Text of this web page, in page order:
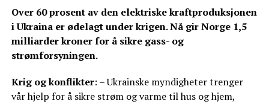
Over 60 prosent av den elektriske kraftproduksjonen
i Ukraina er ødelagt under krigen. Nå gir Norge 1,5
milliarder kroner for å sikre gass- og
strømforsyningen.
Krig og konflikter: – Ukrainske myndigheter trenger
vår hjelp for å sikre strøm og varme til hus og hjem,